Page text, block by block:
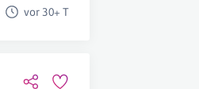
vor 30+ T